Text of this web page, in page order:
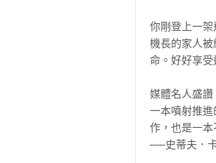
你剛登上一架
機長的家人
命。好好享
媒體名人盛讚
一本噴射推
作，也是一本
──史蒂夫．